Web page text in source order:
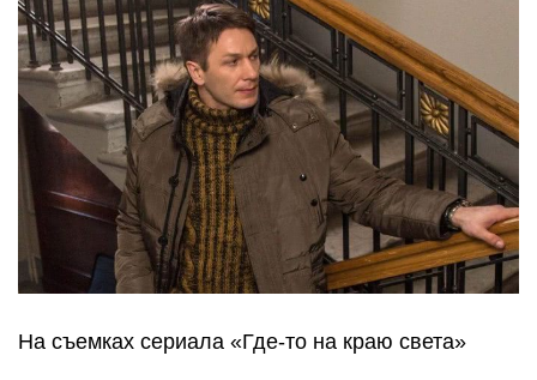
На съемках сериала «Где-то на краю света»